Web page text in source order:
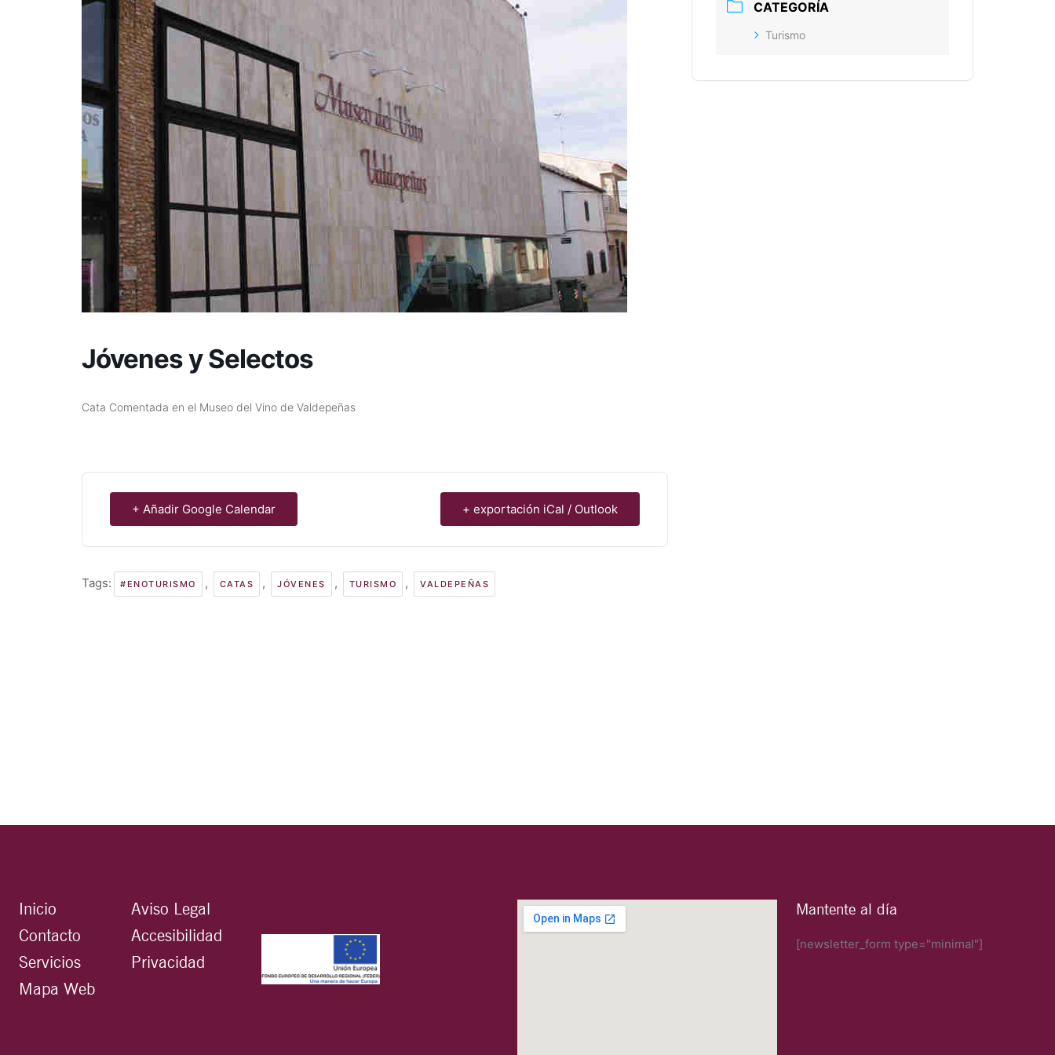
Jóvenes y Selectos
Cata Comentada en el Museo del Vino de Valdepeñas
+ Añadir Google Calendar + exportación iCal / Outlook
Tags: #ENOTURISMO , CATAS , JÓVENES , TURISMO , VALDEPEÑAS
CATEGORÍA
Turismo
Inicio
Contacto
Servicios
Mapa Web
Aviso Legal
Accesibilidad
Privacidad
Mantente al día
[newsletter_form type="minimal"]